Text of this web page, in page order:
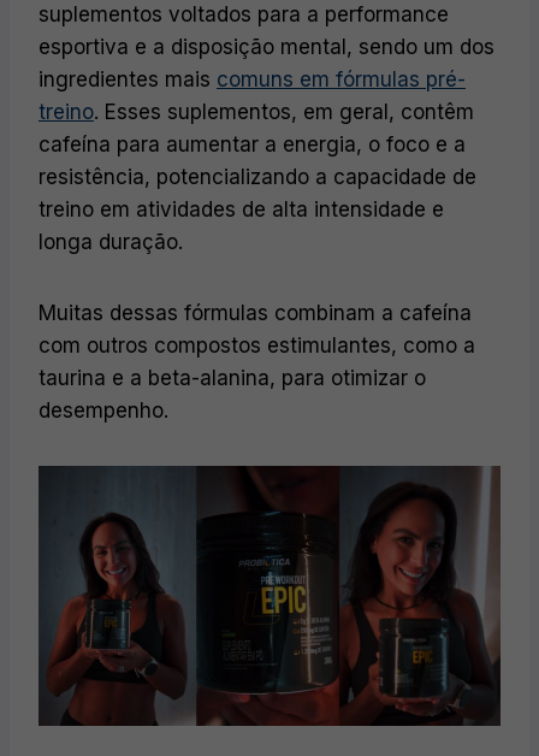
suplementos voltados para a performance
esportiva e a disposição mental, sendo um dos
ingredientes mais comuns em fórmulas pré-
treino. Esses suplementos, em geral, contêm
cafeína para aumentar a energia, o foco e a
resistência, potencializando a capacidade de
treino em atividades de alta intensidade e
longa duração.
Muitas dessas fórmulas combinam a cafeína
com outros compostos estimulantes, como a
taurina e a beta-alanina, para otimizar o
desempenho.